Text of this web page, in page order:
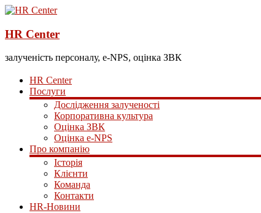
HR Center
залученість персоналу, e-NPS, оцінка ЗВК
HR Center
Послуги
Дослідження залученості
Корпоративна культура
Оцінка ЗВК
Оцінка e-NPS
Про компанію
Історія
Клієнти
Команда
Контакти
HR-Новини